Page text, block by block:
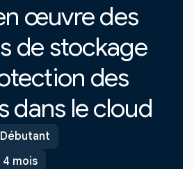
œuvre des
de stockage
des
dans le cloud
Débutant
4 mois